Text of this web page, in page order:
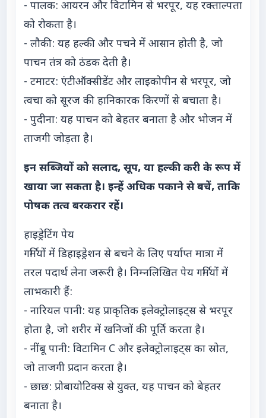
- पालक: आयरन और विटामिन से भरपूर, यह रक्ताल्पता
को रोकता है।
- लौकी: यह हल्की और पचने में आसान होती है, जो
पाचन तंत्र को ठंडक देती है।
- टमाटर: एंटीऑक्सीडेंट और लाइकोपीन से भरपूर, जो
त्वचा को सूरज की हानिकारक किरणों से बचाता है।
- पुदीना: यह पाचन को बेहतर बनाता है और भोजन में
ताजगी जोड़ता है।
इन सब्जियों को सलाद, सूप, या हल्की करी के रूप में
खाया जा सकता है। इन्हें अधिक पकाने से बचें, ताकि
पोषक तत्व बरकरार रहें।
हाइड्रेटिंग पेय
गर्मियों में डिहाइड्रेशन से बचने के लिए पर्याप्त मात्रा में
तरल पदार्थ लेना जरूरी है। निम्नलिखित पेय गर्मियों में
लाभकारी हैं:
- नारियल पानी: यह प्राकृतिक इलेक्ट्रोलाइट्स से भरपूर
होता है, जो शरीर में खनिजों की पूर्ति करता है।
- नींबू पानी: विटामिन C और इलेक्ट्रोलाइट्स का स्रोत,
जो ताजगी प्रदान करता है।
- छाछ: प्रोबायोटिक्स से युक्त, यह पाचन को बेहतर
बनाता है।